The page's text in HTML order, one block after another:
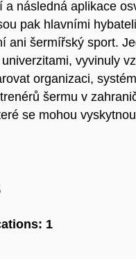
a následná aplikace
pak hlavními
ani šermířský sport.
vyvinuly
organizaci,
šermu v
se mohou
1